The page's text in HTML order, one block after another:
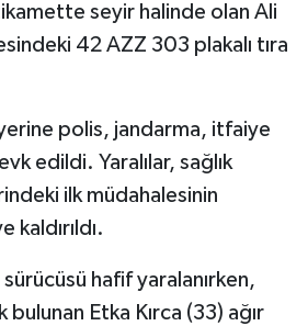
seyir halinde olan Ali
42 AZZ 303 plakalı tıra
polis, jandarma, itfaiye
edildi. Yaralılar, sağlık
ilk müdahalesinin
kaldırıldı.
hafif yaralanırken,
Etka Kırca (33) ağır